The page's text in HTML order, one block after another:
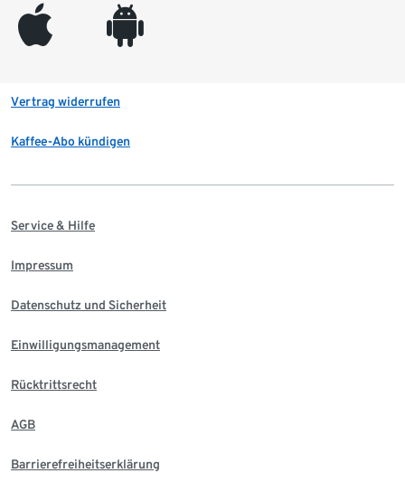
appleinc android
Vertrag widerrufen
Kaffee-Abo kündigen
Service & Hilfe
Impressum
Datenschutz und Sicherheit
Einwilligungsmanagement
Rücktrittsrecht
AGB
Barrierefreiheitserklärung